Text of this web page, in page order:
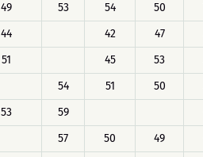
49 53 54 50
44 42 47
51 45 53
54 51 50
53 59
57 50 49